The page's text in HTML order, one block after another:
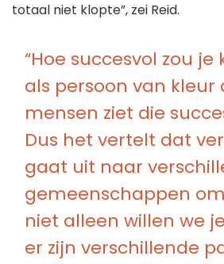
totaal niet klopte”, zei Reid.
“Hoe succesvol zou je
als persoon van kleur
mensen ziet die
Dus het vertelt dat
gaat uit naar
gemeenschappen
niet alleen willen we
er zijn verschillende